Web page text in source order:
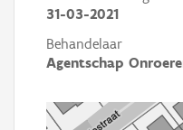
31-03-2021
Behandelaar
Agentschap